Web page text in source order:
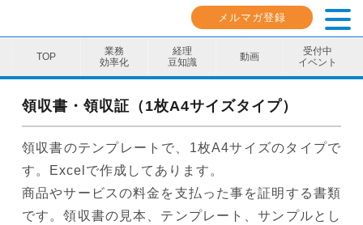
メルマガ登録
業務
効率化
経理
豆知識
動画
受付中
イベント
業務効率化
キャリア・スキル
領収書・領収証（1枚A4サイズタイプ）
領収書のテンプレートで、1枚A4サイズのタイプで
す。Excelで作成してあります。
商品やサービスの料金を支払った事を証明する書類
です。領収書の見本、テンプレート、サンプルとし